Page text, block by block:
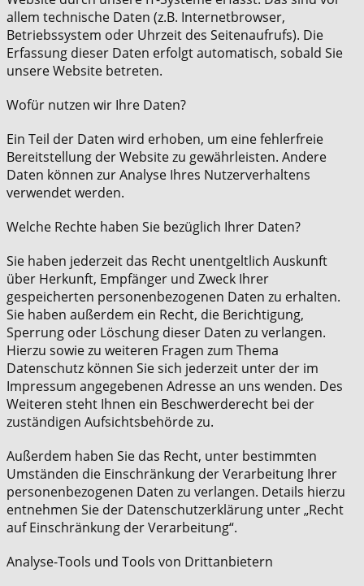
allem technische Daten (z.B. Internetbrowser,
Betriebssystem oder Uhrzeit des Seitenaufrufs). Die
Erfassung dieser Daten erfolgt automatisch, sobald Sie
unsere Website betreten.
Wofür nutzen wir Ihre Daten?
Ein Teil der Daten wird erhoben, um eine fehlerfreie
Bereitstellung der Website zu gewährleisten. Andere
Daten können zur Analyse Ihres Nutzerverhaltens
verwendet werden.
Welche Rechte haben Sie bezüglich Ihrer Daten?
Sie haben jederzeit das Recht unentgeltlich Auskunft
über Herkunft, Empfänger und Zweck Ihrer
gespeicherten personenbezogenen Daten zu erhalten.
Sie haben außerdem ein Recht, die Berichtigung,
Sperrung oder Löschung dieser Daten zu verlangen.
Hierzu sowie zu weiteren Fragen zum Thema
Datenschutz können Sie sich jederzeit unter der im
Impressum angegebenen Adresse an uns wenden. Des
Weiteren steht Ihnen ein Beschwerderecht bei der
zuständigen Aufsichtsbehörde zu.
Außerdem haben Sie das Recht, unter bestimmten
Umständen die Einschränkung der Verarbeitung Ihrer
personenbezogenen Daten zu verlangen. Details hierzu
entnehmen Sie der Datenschutzerklärung unter „Recht
auf Einschränkung der Verarbeitung“.
Analyse-Tools und Tools von Drittanbietern